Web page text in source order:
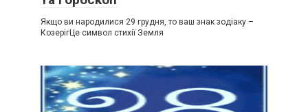
Якщо ви народилися 29 грудня, то ваш знак зодіаку –
КозерігЦе символ стихії Земля